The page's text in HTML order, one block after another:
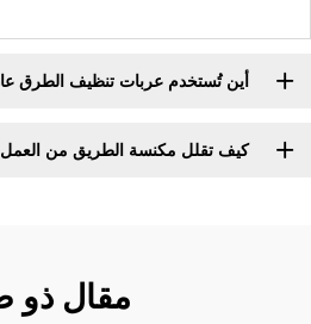
أين تُستخدم عربات تنظيف الطرق عادة؟
كيف تقلل مكنسة الطريق من العمل اليدوي؟
مقال ذو صلة